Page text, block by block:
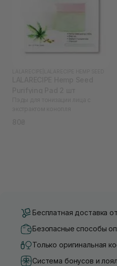
Бесплатная доставка
Безопасные способы
Только оригинальная
Система бонусов и